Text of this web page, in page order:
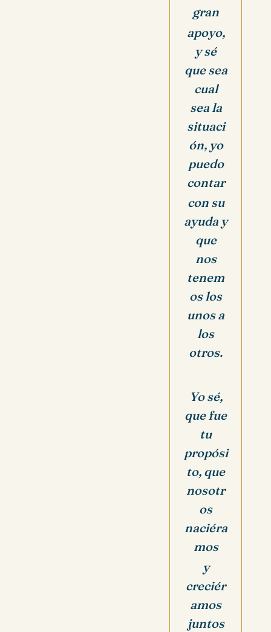
gran
apoyo,
y sé
que sea
cual
sea la
situaci
ón, yo
puedo
contar
con su
ayuda y
que
nos
tenem
os los
unos a
los
otros.
Yo sé,
que fue
tu
propósi
to, que
nosotr
os
naciéra
mos
y
creciér
amos
juntos